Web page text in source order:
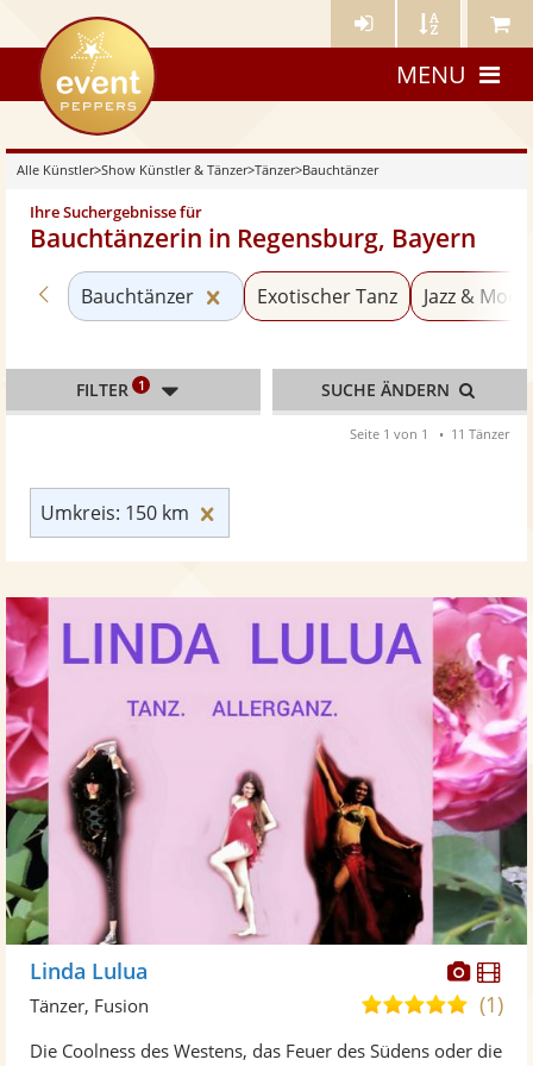
Künstler- Künstler Meine
eventpeppers
MENU
Alle Künstler>Show Künstler & Tänzer>Tänzer>Bauchtänzer
Ihre Suchergebnisse für
Bauchtänzerin in Regensburg, Bayern
Zurück zu «Tänzer»
Bauchtänzer Kategorie «Bauchtänzer»
Exotischer Tanz Jazz &
Umkreis: 150 km
FILTER 1 SUCHE ÄNDERN
Seite 1 von 1 11 Tänzer
Fotos
Linda Lulua
5,0(1)
Tänzer, Fusion
Die Coolness des Westens, das Feuer des Südens oder die